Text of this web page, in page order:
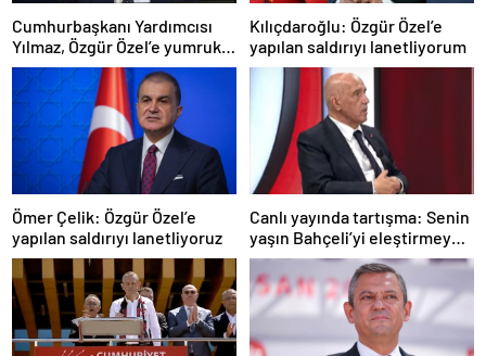
Cumhurbaşkanı Yardımcısı
Yılmaz, Özgür Özel’e yumruklu
saldırıyı kınadı
Kılıçdaroğlu: Özgür Özel’e
yapılan saldırıyı lanetliyorum
Ömer Çelik: Özgür Özel’e
yapılan saldırıyı lanetliyoruz
Canlı yayında tartışma: Senin
yaşın Bahçeli’yi eleştirmeye
yetmez